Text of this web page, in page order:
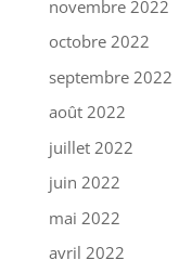
novembre 2022
octobre 2022
septembre 2022
août 2022
juillet 2022
juin 2022
mai 2022
avril 2022